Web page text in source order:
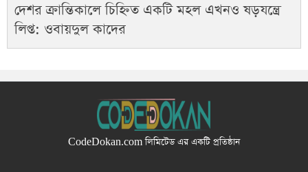
দেশর ক্রান্তিকালে চিহ্নিত একটি মহল এখনও ষড়যন্ত্রে
লিপ্ত: ওবায়দুল কাদের
CodeDokan.comলিমিটেড এর একটি প্রতিষ্ঠান